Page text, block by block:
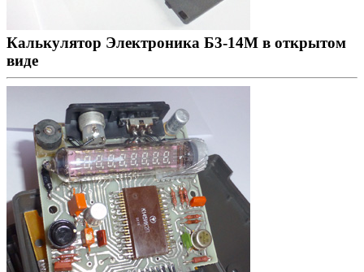
Калькулятор Электроника Б3-14М в открытом
виде